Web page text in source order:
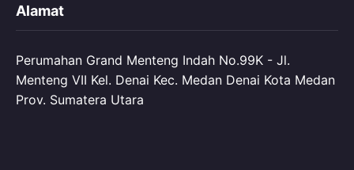
Alamat
Perumahan Grand Menteng Indah No.99K - Jl.
Menteng VII Kel. Denai Kec. Medan Denai Kota Medan
Prov. Sumatera Utara